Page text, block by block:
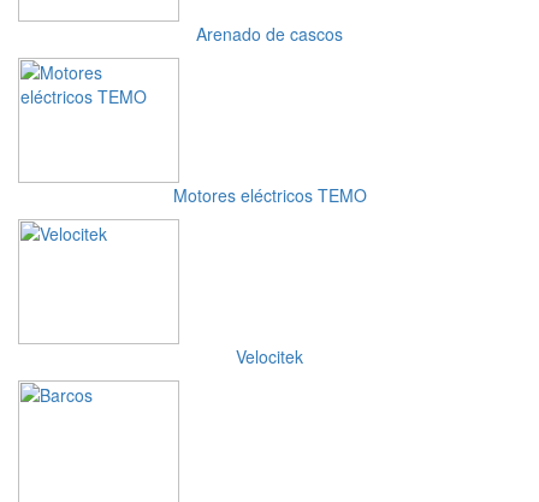
Arenado de cascos
Motores eléctricos TEMO
Velocitek